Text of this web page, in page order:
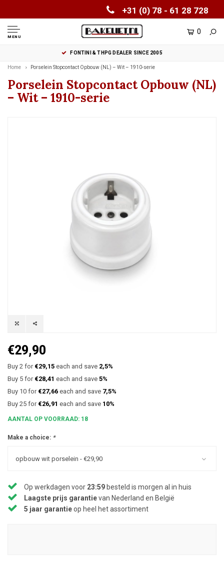
+31 (0) 78 - 61 28 728
MENU
0
FONTINI & THPG DEALER SINCE 2005
Home Porselein Stopcontact Opbouw (NL) – Wit – 1910-serie
Porselein Stopcontact Opbouw (NL)
– Wit – 1910-serie
€29,90
Buy 2 for €29,15 each and save 2,5%
Buy 5 for €28,41 each and save 5%
Buy 10 for €27,66 each and save 7,5%
Buy 25 for €26,91 each and save 10%
AANTAL OP VOORRAAD: 18
Make a choice: *
opbouw wit porselein - €29,90
Op werkdagen voor 23:59 besteld is morgen al in huis
Laagste prijs garantievan Nederland en België
5 jaar garantieop heel het assortiment